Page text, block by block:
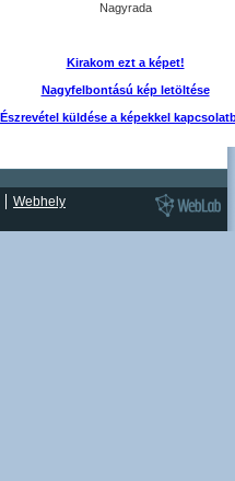
Nagyrada
Kirakom ezt a képet!
Nagyfelbontású kép letöltése
Észrevétel küldése a képekkel
Webhely